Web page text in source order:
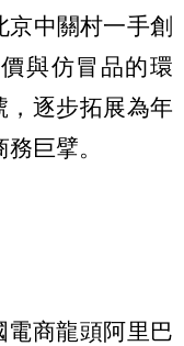
中關村一手創
與仿冒品的環
，逐步拓展為年
巨擘。
電商龍頭阿里巴